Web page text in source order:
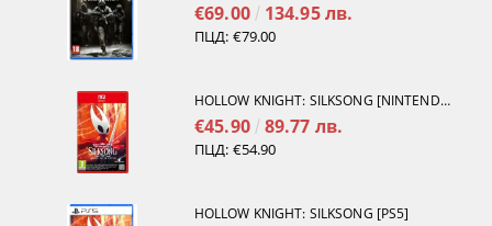
€69.00 134.95 лв.
ПЦД: €79.00
HOLLOW KNIGHT: SILKSONG [NINTENDO SWITCH 2]
€45.90 89.77 лв.
ПЦД: €54.90
HOLLOW KNIGHT: SILKSONG [PS5]